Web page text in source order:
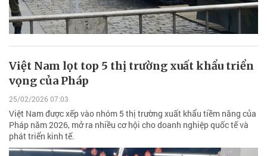
Việt Nam lọt top 5 thị trường xuất khẩu triển
vọng của Pháp
25/02/2026 07:03
Việt Nam được xếp vào nhóm 5 thị trường xuất khẩu tiềm năng của
Pháp năm 2026, mở ra nhiều cơ hội cho doanh nghiệp quốc tế và
phát triển kinh tế.